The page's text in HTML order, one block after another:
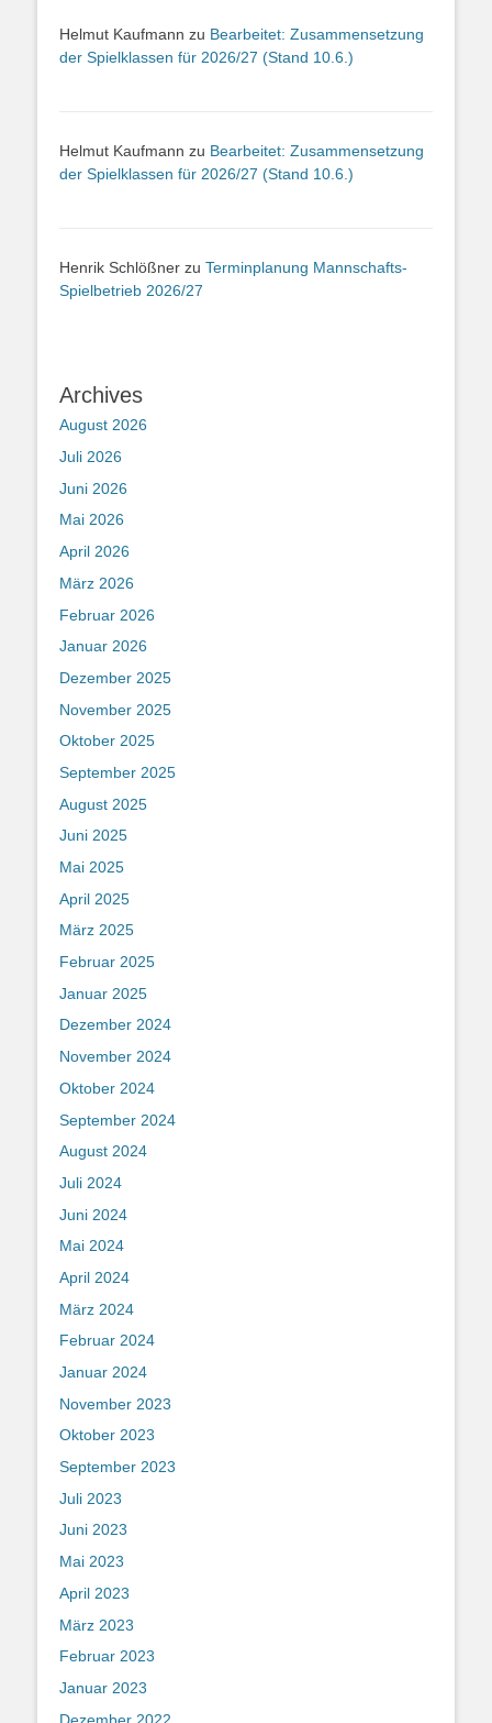
Helmut Kaufmann zu Bearbeitet: Zusammensetzung
der Spielklassen für 2026/27 (Stand 10.6.)
Helmut Kaufmann zu Bearbeitet: Zusammensetzung
der Spielklassen für 2026/27 (Stand 10.6.)
Henrik Schlößner zu Terminplanung Mannschafts-
Spielbetrieb 2026/27
Archives
August 2026
Juli 2026
Juni 2026
Mai 2026
April 2026
März 2026
Februar 2026
Januar 2026
Dezember 2025
November 2025
Oktober 2025
September 2025
August 2025
Juni 2025
Mai 2025
April 2025
März 2025
Februar 2025
Januar 2025
Dezember 2024
November 2024
Oktober 2024
September 2024
August 2024
Juli 2024
Juni 2024
Mai 2024
April 2024
März 2024
Februar 2024
Januar 2024
November 2023
Oktober 2023
September 2023
Juli 2023
Juni 2023
Mai 2023
April 2023
März 2023
Februar 2023
Januar 2023
Dezember 2022